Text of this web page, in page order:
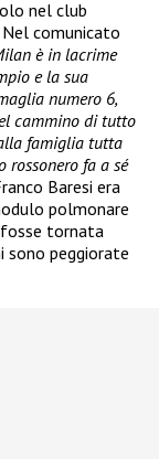
nel club
comunicato
è in lacrime
e la sua
numero 6,
cammino di tutto
famiglia tutta
rossonero fa a sé
Baresi era
polmonare
tornata
sono peggiorate